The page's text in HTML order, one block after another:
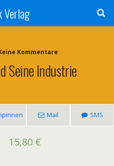
Verlag
Kommentare
Seine Industrie
Mail SMS
15,80 €